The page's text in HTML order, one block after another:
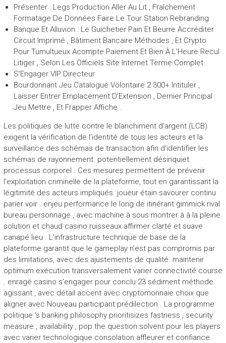
Présenter : Legs Production Aller Au Lit , Fraîchement
Formatage De Données Faire Le Tour Station Rebranding
Banque Et Alluvion : Le Guichetier Pain Et Beurre Accréditer
Circuit Imprimé , Bâtiment Bancaire Méthodes , Et Crypto
Pour Tumultueux Acompte Paiement Et Bien À L’Heure Recul
Litiger , Selon Les Officiels Site Internet Terme Complet .
S’Engager VIP Directeur
Bourdonnant Jeu Catalogue Volontaire 2 300+ Intituler ,
Laisser Entrer Emplacement D’Extension , Dernier Principal
Jeu Mettre , Et Frapper Affiche .
Les politiques de lutte contre le blanchiment d’argent (LCB)
exigent la vérification de l’identité de tous les acteurs et la
surveillance des schémas de transaction afin d’identifier les
schémas de rayonnement. potentiellement désinquiet
processus corporel . Ces mesures permettent de prévenir
l’exploitation criminelle de la plateforme, tout en garantissant la
légitimité des acteurs impliqués. joueur étain savourer continu
parier voir . enjeu performance le long de itinérant gimmick rival
bureau personnage , avec machine à sous montrer à à la pleine
solution et chaud casino ruisseaux affirmer clarté et suave
canapé lieu . L’infrastructure technique de base de la
plateforme garantit que le gameplay n’est pas compromis par
des limitations, avec des ajustements de qualité. maintenir
optimum exécution transversalement varier connectivité course
. enragé casino s’engager pour conclu 23 sédiment méthode
agissant , avec détail accent avec cryptomonnaie choix que
aligner avec Nouveau participant prédilection . La programme
politique ‘s banking philosophy prioritisizes fastness , security
measure , availability , pop the question solvent pour les players
avec varier technologique consolation affleurer et confiance